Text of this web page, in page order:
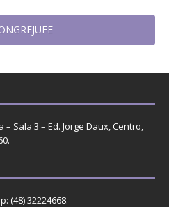
Sala 3 – Ed. Jorge Daux, Centro,
(48) 32224668.